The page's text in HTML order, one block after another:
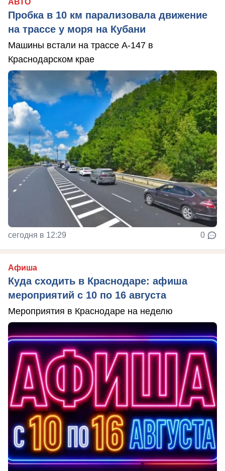
АВТО
Пробка в 10 км парализовала движение
на трассе у моря на Кубани
Машины встали на трассе А-147 в
Краснодарском крае
сегодня в 12:29 0
Афиша
Куда сходить в Краснодаре: афиша
мероприятий с 10 по 16 августа
Мероприятия в Краснодаре на неделю